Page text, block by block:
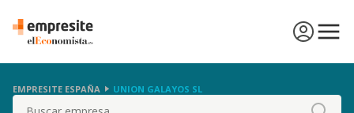
EMPRESITE ESPAÑA UNION GALAYOS SL
Buscar